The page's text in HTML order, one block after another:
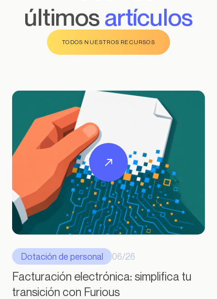
últimosartículos
TODOS NUESTROS RECURSOS
Dotación de personal 06/26
Facturación electrónica: simplifica tu
transición con Furious